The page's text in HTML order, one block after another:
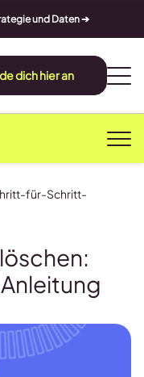
und Daten ➔
dich hier an
für-Schritt-